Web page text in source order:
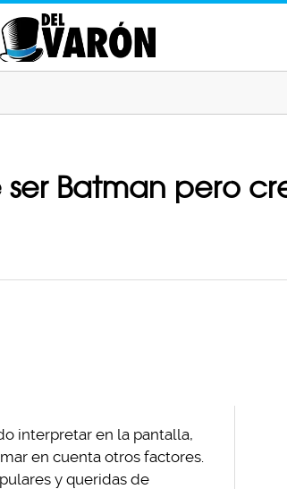
Batman pero
interpretar en la pantalla,
en cuenta otros factores.
y queridas de